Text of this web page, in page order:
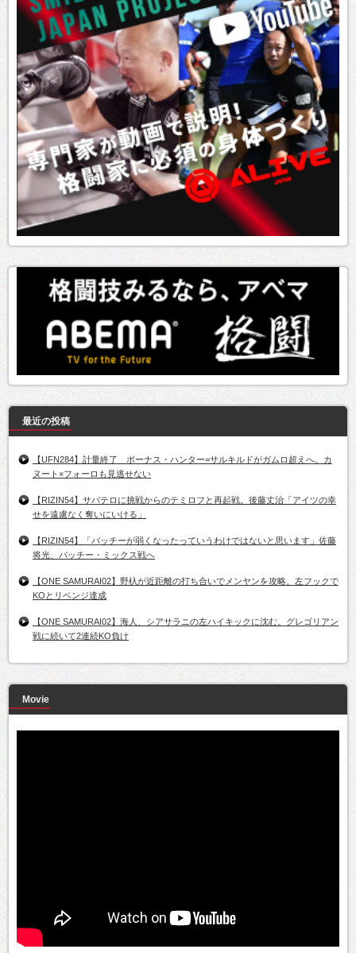
最近の投稿
【UFN284】計量終了 ボーナス・ハンター=サルキルドがガムロ超えへ。カ
ヌート×フォーロも見逃せない
【RIZIN54】サバテロに挑戦からのテミロフと再起戦。後藤丈治「アイツの幸
せを遠慮なく奪いにいける」
【RIZIN54】「パッチーが弱くなったっていうわけではないと思います」佐藤
将光、パッチー・ミックス戦へ
【ONE SAMURAI02】野杁が近距離の打ち合いでメンヤンを攻略。左フックで
KOとリベンジ達成
【ONE SAMURAI02】海人、シアサラニの左ハイキックに沈む。グレゴリアン
戦に続いて2連続KO負け
Movie